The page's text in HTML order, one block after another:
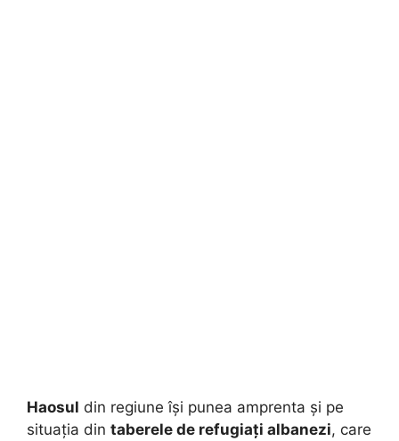
Haosul din regiune își punea amprenta și pe
situația din taberele de refugiați albanezi, care